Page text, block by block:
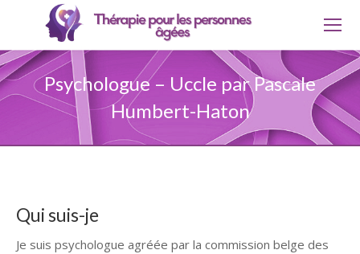
Psychologue – Uccle par Pascale
Humbert-Haton
Qui suis-je
Je suis psychologue agréée par la commission belge des